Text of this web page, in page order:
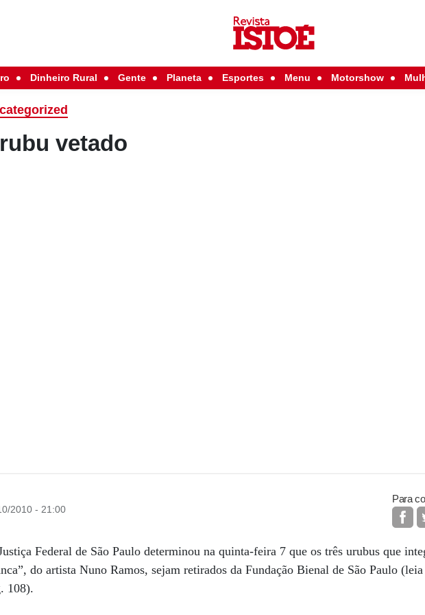
Dinheiro Rural Gente Planeta Esportes Menu Motorshow
vetado
2010 - 21:00
Para
Federal de São Paulo determinou na quinta-feira 7 que os três urubus que
do artista Nuno Ramos, sejam retirados da Fundação Bienal de São Paulo
108).